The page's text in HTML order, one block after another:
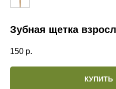
Зубная щетка
150 р.
КУПИТЬ